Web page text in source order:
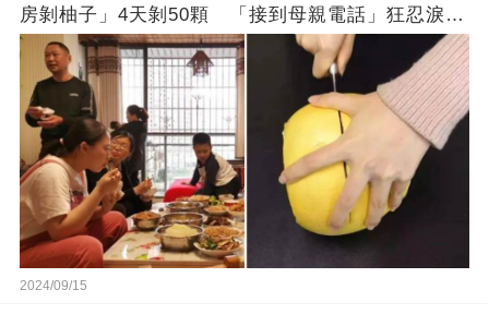
房剝柚子」4天剝50顆 「接到母親電話」狂忍淚：
不敢說在當奴隸
2024/09/15